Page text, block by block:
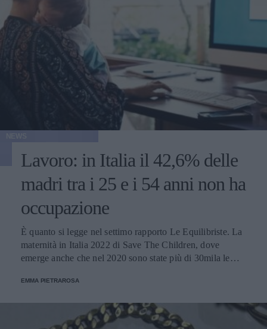
Lavoro: in Italia il 42,6% delle
madri tra i 25 e i 54 anni non ha
occupazione
È quanto si legge nel settimo rapporto Le Equilibriste. La
maternità in Italia 2022 di Save The Children, dove
emerge anche che nel 2020 sono state più di 30mila le
EMMA PIETRAROSA